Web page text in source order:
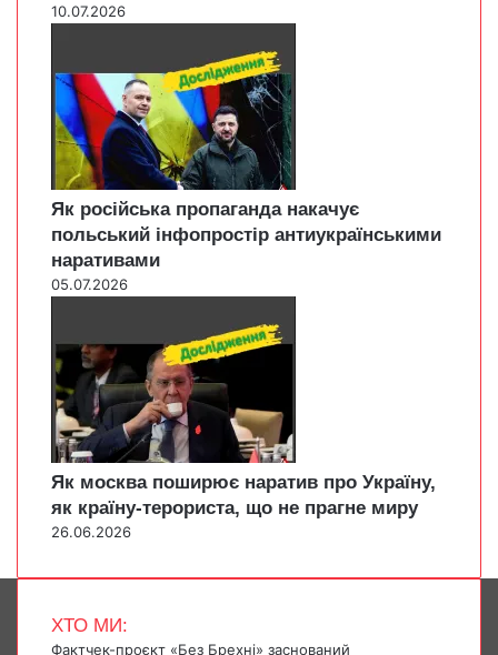
10.07.2026
Як російська пропаганда накачує
польський інфопростір антиукраїнськими
наративами
05.07.2026
Як москва поширює наратив про Україну,
як країну-терориста, що не прагне миру
26.06.2026
ХТО МИ:
Фактчек-проєкт «Без Брехні» заснований